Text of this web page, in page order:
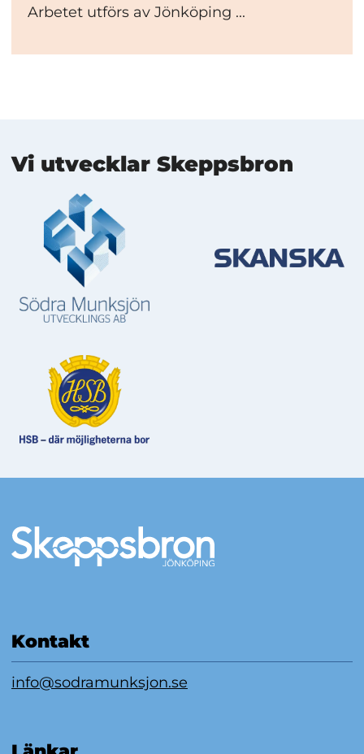
Arbetet utförs av Jönköping ...
Mer information
Vi utvecklar Skeppsbron
Kontakt
info@sodramunksjon.se